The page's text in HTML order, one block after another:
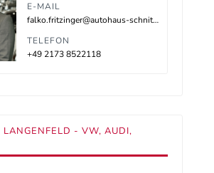
E-MAIL
falko.fritzinger@autohaus-schnitzler.de
TELEFON
+49 2173 8522118
LANGENFELD - VW, AUDI,